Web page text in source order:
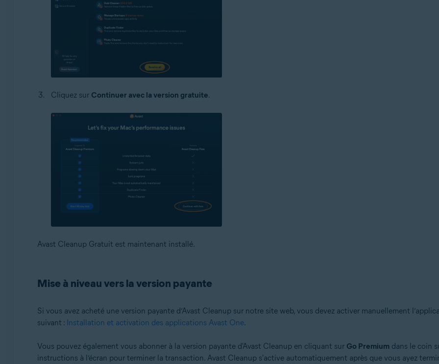
Cliquez sur Continuer avec la version gratuite.
Avast Cleanup Gratuit est maintenant installé.
Mise à niveau vers la version payante
Si vous avez acheté une version payante d’Avast Cleanup sur notre site web, vous devez activer manuellement
suivant : Installation et activation des applications Avast One.
Vous pouvez également vous abonner à la version payante d'Avast Cleanup en cliquant sur Go Premium dans le coin
instructions à l’écran pour terminer la transaction. Avast Cleanup s'active automatiquement après que vous ayez